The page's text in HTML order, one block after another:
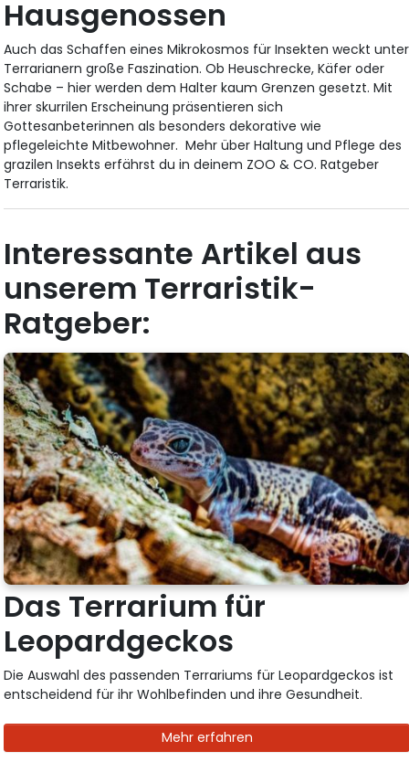
Hausgenossen
Auch das Schaffen eines Mikrokosmos für Insekten weckt unter
Terrarianern große Faszination. Ob Heuschrecke, Käfer oder
Schabe – hier werden dem Halter kaum Grenzen gesetzt. Mit
ihrer skurrilen Erscheinung präsentieren sich
Gottesanbeterinnen als besonders dekorative wie
pflegeleichte Mitbewohner. Mehr über Haltung und Pflege des
grazilen Insekts erfährst du in deinem ZOO & CO. Ratgeber
Terraristik.
Interessante Artikel aus
unserem Terraristik-
Ratgeber:
Das Terrarium für
Leopardgeckos
Die Auswahl des passenden Terrariums für Leopardgeckos ist
entscheidend für ihr Wohlbefinden und ihre Gesundheit.
Mehr erfahren